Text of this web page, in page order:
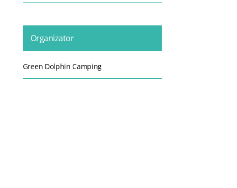
Organizator
Green Dolphin Camping